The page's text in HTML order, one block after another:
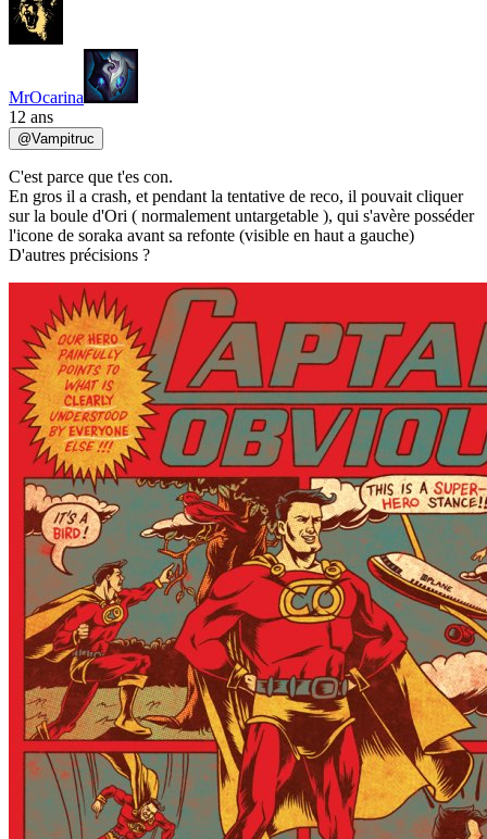
MrOcarina
12 ans
@Vampitruc
C'est parce que t'es con.
En gros il a crash, et pendant la tentative de reco, il pouvait cliquer
sur la boule d'Ori ( normalement untargetable ), qui s'avère posséder
l'icone de soraka avant sa refonte (visible en haut a gauche)
D'autres précisions ?